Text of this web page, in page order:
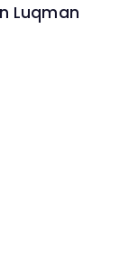
Luqman